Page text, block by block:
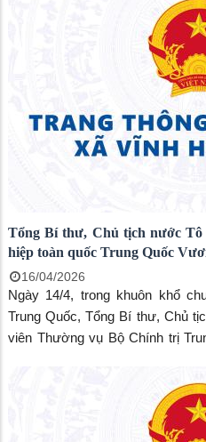
Tổng Bí thư, Chủ tịch nước
hiệp toàn quốc Trung Quốc
16/04/2026
Ngày 14/4, trong khuôn khổ
Trung Quốc, Tổng Bí thư, Chủ
viên Thường vụ Bộ Chính trị
tại Đại Lễ đường Nhân dân, thủ đô